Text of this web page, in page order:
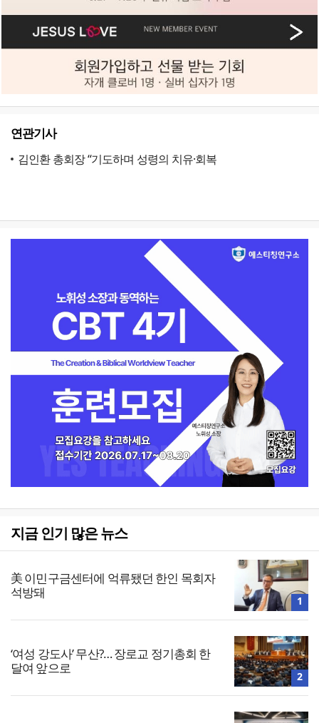
연관기사
김인환 총회장 “기도하며 성령의 치유·회복
지금 인기 많은 뉴스
美 이민구금센터에 억류됐던 한인 목회자
석방돼
1
‘여성 강도사’ 무산?… 장로교 정기총회 한
달여 앞으로
2